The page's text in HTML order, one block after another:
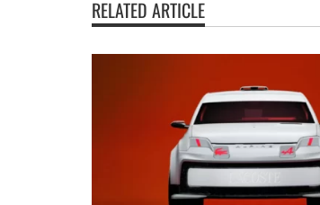
RELATED ARTICLE